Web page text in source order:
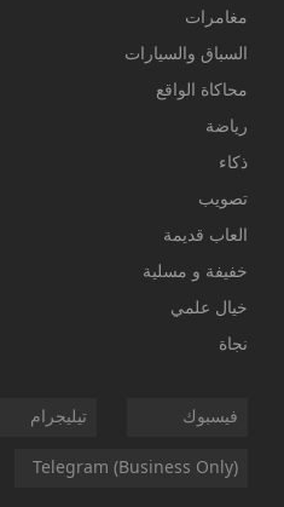
مغامرات
السباق والسيارات
محاكاة الواقع
رياضة
ذكاء
تصويب
العاب قديمة
خفيفة و مسلية
خيال علمي
نجاة
فيسبوك تيليجرام
Telegram (Business Only)